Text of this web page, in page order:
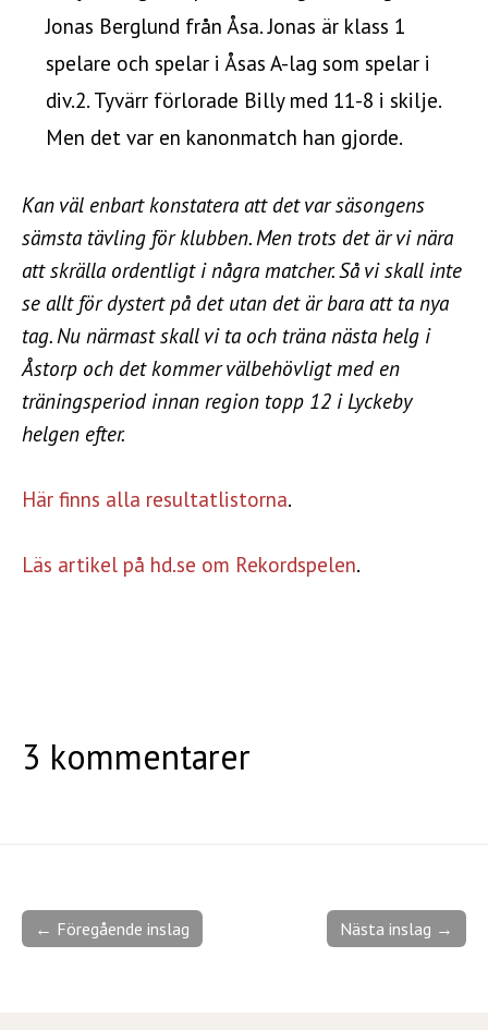
Jonas Berglund från Åsa. Jonas är klass 1
spelare och spelar i Åsas A-lag som spelar i
div.2. Tyvärr förlorade Billy med 11-8 i skilje.
Men det var en kanonmatch han gjorde.
Kan väl enbart konstatera att det var säsongens
sämsta tävling för klubben. Men trots det är vi nära
att skrälla ordentligt i några matcher. Så vi skall inte
se allt för dystert på det utan det är bara att ta nya
tag. Nu närmast skall vi ta och träna nästa helg i
Åstorp och det kommer välbehövligt med en
träningsperiod innan region topp 12 i Lyckeby
helgen efter.
Här finns alla resultatlistorna.
Läs artikel på hd.se om Rekordspelen.
3 kommentarer
Nästa inslag →
← Föregående inslag